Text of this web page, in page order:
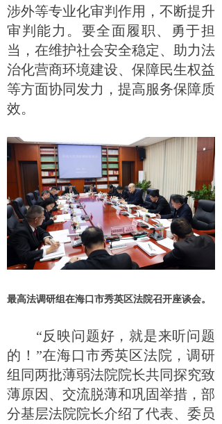
涉外等专业化审判作用，不断提升
审判能力。要全面履职、勇于担
当，在维护社会安全稳定、助力法
治化营商环境建设、保障民生权益
等方面协同发力，提高服务保障质
效。
最高法调研组在海口市秀英区法院召开座谈会。
“反映问题好，就是来听问题
的！”在海口市秀英区法院，调研
组同两批薄弱法院院长共同探究致
薄原因、交流脱薄和巩固举措，部
分基层法院院长介绍了代表、委员